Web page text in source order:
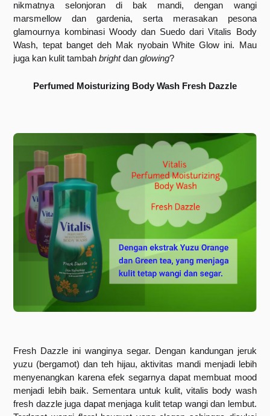
nikmatnya selonjoran di bak mandi, dengan wangi
marsmellow dan gardenia, serta merasakan pesona
glamournya kombinasi Woody dan Suedo dari Vitalis Body
Wash, tepat banget deh Mak nyobain White Glow ini. Mau
juga kan kulit tambah bright dan glowing?
Perfumed Moisturizing Body Wash Fresh Dazzle
Fresh Dazzle ini wanginya segar. Dengan kandungan jeruk
yuzu (bergamot) dan teh hijau, aktivitas mandi menjadi lebih
menyenangkan karena efek segarnya dapat membuat mood
menjadi lebih baik. Sementara untuk kulit, vitalis body wash
fresh dazzle juga dapat menjaga kulit tetap wangi dan lembut.